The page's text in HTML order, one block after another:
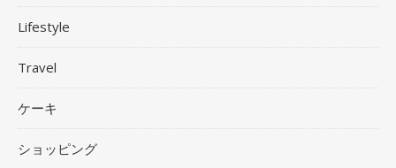
Lifestyle
Travel
ケーキ
ショッピング